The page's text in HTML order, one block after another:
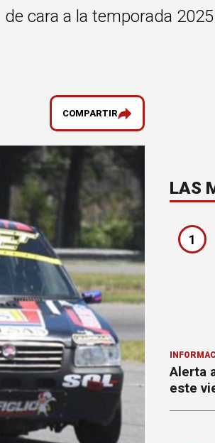
cara a la temporada
COMPARTIR
LAS
1
Alerta
este